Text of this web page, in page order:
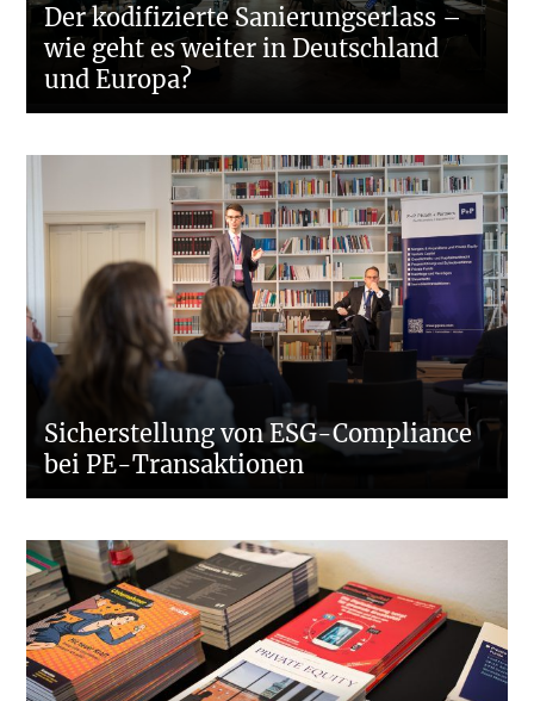
Der kodifizierte Sanierungserlass –
wie geht es weiter in Deutschland
und Europa?
Sicherstellung von ESG-Compliance
bei PE-Transaktionen